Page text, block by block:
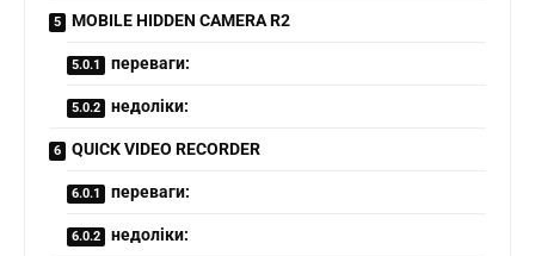
MOBILE HIDDEN CAMERA R2
переваги:
недоліки:
QUICK VIDEO RECORDER
переваги:
недоліки: